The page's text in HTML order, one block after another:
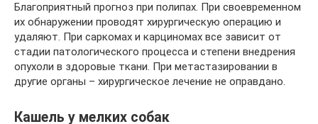
Благоприятный прогноз при полипах. При своевременном
их обнаружении проводят хирургическую операцию и
удаляют. При саркомах и карциномах все зависит от
стадии патологического процесса и степени внедрения
опухоли в здоровые ткани. При метастазировании в
другие органы – хирургическое лечение не оправдано.
Кашель у мелких собак